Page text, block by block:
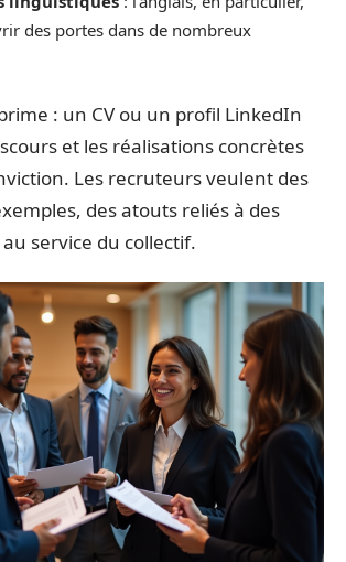
des portes dans de nombreux
: un CV ou un profil LinkedIn
et les réalisations concrètes
Les recruteurs veulent des
des atouts reliés à des
service du collectif.